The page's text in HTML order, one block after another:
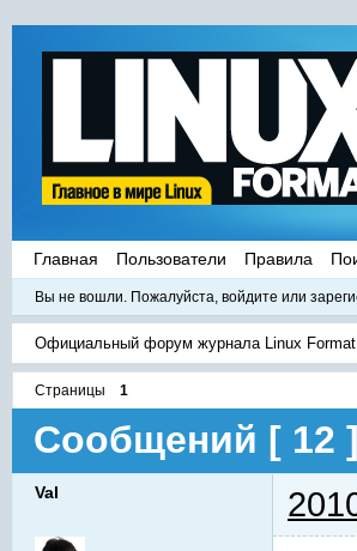
Главная Пользователи Правила
Вы не вошли. Пожалуйста, войдите или
Официальный форум журнала Linux Format
Страницы 1
Сообщений [ 12 ]
Val